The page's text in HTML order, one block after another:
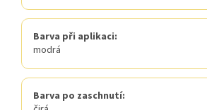
Barva při aplikaci:
modrá
Barva po zaschnutí: